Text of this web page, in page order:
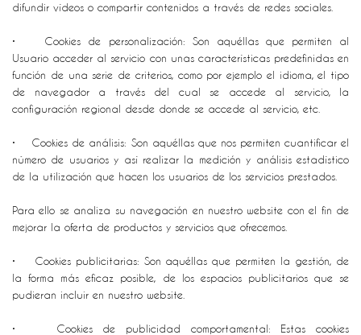
difundir vídeos o compartir contenidos a través de redes sociales.
• Cookies de personalización: Son aquéllas que permiten al
Usuario acceder al servicio con unas características predefinidas en
función de una serie de criterios, como por ejemplo el idioma, el tipo
de navegador a través del cual se accede al servicio, la
configuración regional desde donde se accede al servicio, etc.
• Cookies de análisis: Son aquéllas que nos permiten cuantificar el
número de usuarios y así realizar la medición y análisis estadístico
de la utilización que hacen los usuarios de los servicios prestados.
Para ello se analiza su navegación en nuestro website con el fin de
mejorar la oferta de productos y servicios que ofrecemos.
• Cookies publicitarias: Son aquéllas que permiten la gestión, de
la forma más eficaz posible, de los espacios publicitarios que se
pudieran incluir en nuestro website.
• Cookies de publicidad comportamental: Estas cookies